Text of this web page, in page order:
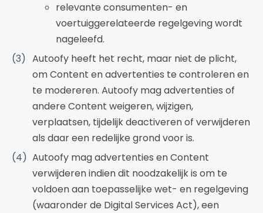
relevante consumenten- en
voertuiggerelateerde regelgeving wordt
nageleefd.
Autoofy heeft het recht, maar niet de plicht,
om Content en advertenties te controleren en
te modereren. Autoofy mag advertenties of
andere Content weigeren, wijzigen,
verplaatsen, tijdelijk deactiveren of verwijderen
als daar een redelijke grond voor is.
Autoofy mag advertenties en Content
verwijderen indien dit noodzakelijk is om te
voldoen aan toepasselijke wet- en regelgeving
(waaronder de Digital Services Act), een